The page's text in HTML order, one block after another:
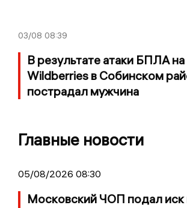
03/08 08:39
В результате атаки БПЛА
Wildberries в Собинском
пострадал мужчина
Главные новости
05/08/2026 08:30
Московский ЧОП подал иск